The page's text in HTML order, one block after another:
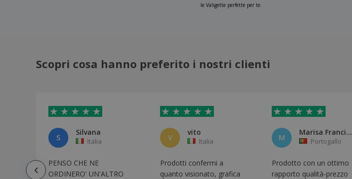
le Valigette perfette per te.
Scopri cosa hanno preferito i nostri clienti
S
Silvana
Italia
PENSO CHE NE
ORDINERO' UN'ALTRO
V
vito
Italia
Prodotti confermi a
quanto visionato, grafica
M
Marisa Francisco
Portogallo
Prodotto con un ottimo
rapporto qualità-prezzo